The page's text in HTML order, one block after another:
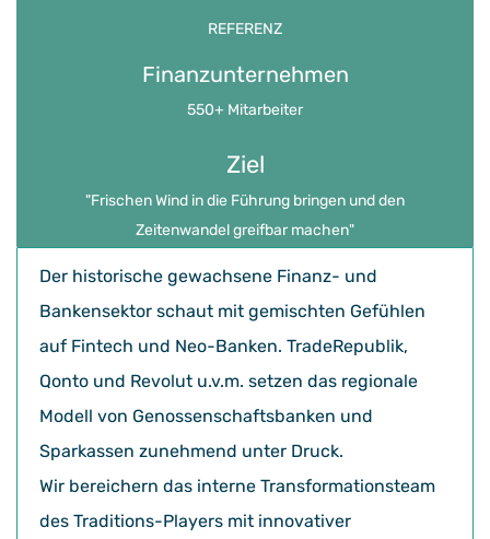
REFERENZ
Finanzunternehmen
550+ Mitarbeiter
Ziel
​"Frischen Wind in die Führung bringen und den
Zeitenwandel greifbar machen"
Der historische gewachsene Finanz- und
Bankensektor schaut mit gemischten Gefühlen
auf Fintech und Neo-Banken. TradeRepublik,
Qonto und Revolut u.v.m. setzen das regionale
Modell von Genossenschaftsbanken und
Sparkassen zunehmend unter Druck.
Wir bereichern das interne Transformationsteam
des Traditions-Players mit innovativer